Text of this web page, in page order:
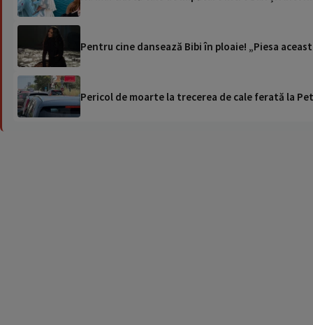
Pentru cine dansează Bibi în ploaie! „Piesa
Pericol de moarte la trecerea de cale ferată la